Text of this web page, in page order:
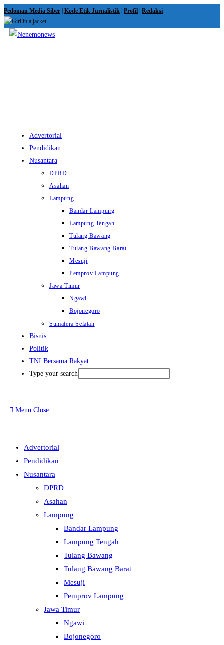
Skip
to
content
Pedoman Media Siber Kode Etik Jurnalistik Profil Redaksi
Advertorial
Pendidikan
Nusantara
DPRD
Asahan
Lampung
Bandar Lampung
Lampung Tengah
Tulang Bawang
Tulang Bawang Barat
Mesuji
Pemprov Lampung
Jawa Timur
Ngawi
Bojonegoro
Sumatera Selatan
Bisnis
Politik
TNI Bersama Rakyat
Type your search
Menu Close
Advertorial
Pendidikan
Nusantara
DPRD
Asahan
Lampung
Bandar Lampung
Lampung Tengah
Tulang Bawang
Tulang Bawang Barat
Mesuji
Pemprov Lampung
Jawa Timur
Ngawi
Bojonegoro